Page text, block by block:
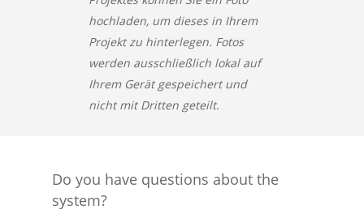
hochladen, um dieses in Ihrem
Projekt zu hinterlegen. Fotos
werden ausschließlich lokal auf
Ihrem Gerät gespeichert und
nicht mit Dritten geteilt.
Do you have questions about the
system?